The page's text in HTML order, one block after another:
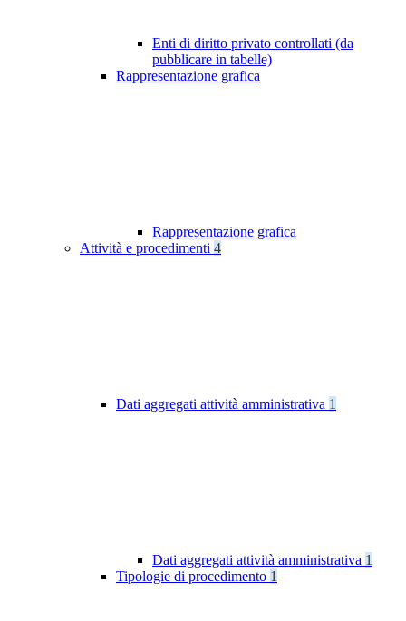
Enti di diritto privato controllati (da
pubblicare in tabelle)
Rappresentazione grafica
Rappresentazione grafica
Attività e procedimenti 4
Dati aggregati attività amministrativa 1
Dati aggregati attività amministrativa 1
Tipologie di procedimento 1